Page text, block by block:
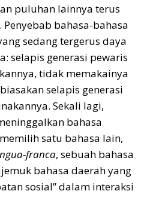
puluhan lainnya terus
bahasa-bahasa
sedang tergerus daya
selapis generasi pewaris
tidak memakainya
selapis generasi
Sekali lagi,
bahasa
satu bahasa lain,
franca, sebuah bahasa
bahasa daerah yang
sosial” dalam interaksi